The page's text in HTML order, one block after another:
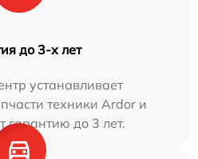
до 3-х лет
устанавливает
техники Ardor и
гарантию до 3 лет.